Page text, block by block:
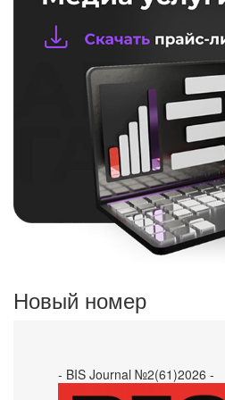
Новый номер
- BIS Journal №2(61)2026 -